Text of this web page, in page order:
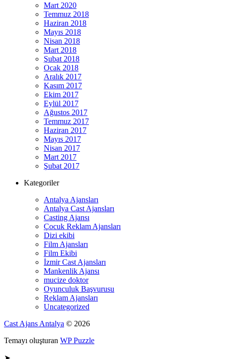
Mart 2020
Temmuz 2018
Haziran 2018
Mayıs 2018
Nisan 2018
Mart 2018
Şubat 2018
Ocak 2018
Aralık 2017
Kasım 2017
Ekim 2017
Eylül 2017
Ağustos 2017
Temmuz 2017
Haziran 2017
Mayıs 2017
Nisan 2017
Mart 2017
Şubat 2017
Kategoriler
Antalya Ajansları
Antalya Cast Ajansları
Casting Ajansı
Çocuk Reklam Ajansları
Dizi ekibi
Film Ajansları
Film Ekibi
İzmir Cast Ajansları
Mankenlik Ajansı
mucize doktor
Oyunculuk Başvurusu
Reklam Ajansları
Uncategorized
Cast Ajans Antalya © 2026
Temayı oluşturan WP Puzzle